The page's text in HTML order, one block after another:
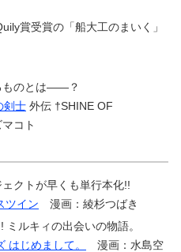
賞受賞の「船大工のまいく」
ものとは――？
剣士 外伝 †SHINE OF
コト
クトが早くも単行本化!!
ツイン 漫画：綾杉つばき
ルキィの出会いの物語。
はじめまして。
漫画：水島空